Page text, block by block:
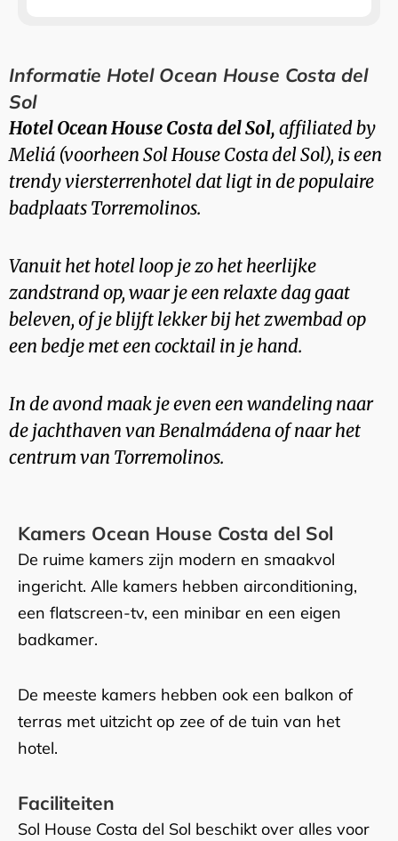
Informatie Hotel Ocean House Costa del
Sol
Hotel Ocean House Costa del Sol, affiliated by
Meliá (voorheen Sol House Costa del Sol), is een
trendy viersterrenhotel dat ligt in de populaire
badplaats Torremolinos.
Vanuit het hotel loop je zo het heerlijke
zandstrand op, waar je een relaxte dag gaat
beleven, of je blijft lekker bij het zwembad op
een bedje met een cocktail in je hand.
In de avond maak je even een wandeling naar
de jachthaven van Benalmádena of naar het
centrum van Torremolinos.
Kamers Ocean House Costa del Sol
De ruime kamers zijn modern en smaakvol
ingericht. Alle kamers hebben airconditioning,
een flatscreen-tv, een minibar en een eigen
badkamer.
De meeste kamers hebben ook een balkon of
terras met uitzicht op zee of de tuin van het
hotel.
Faciliteiten
Sol House Costa del Sol beschikt over alles voor